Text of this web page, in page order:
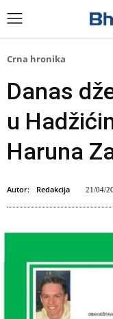
Crna hronika
Danas
u
Haruna
Autor: Redakcija 21/04/